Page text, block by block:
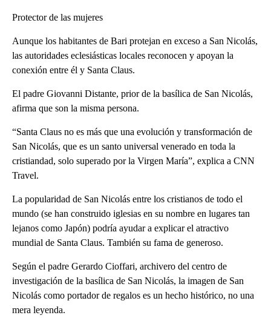
Protector de las mujeres
Aunque los habitantes de Bari protejan en exceso a San Nicolás,
las autoridades eclesiásticas locales reconocen y apoyan la
conexión entre él y Santa Claus.
El padre Giovanni Distante, prior de la basílica de San Nicolás,
afirma que son la misma persona.
“Santa Claus no es más que una evolución y transformación de
San Nicolás, que es un santo universal venerado en toda la
cristiandad, solo superado por la Virgen María”, explica a CNN
Travel.
La popularidad de San Nicolás entre los cristianos de todo el
mundo (se han construido iglesias en su nombre en lugares tan
lejanos como Japón) podría ayudar a explicar el atractivo
mundial de Santa Claus. También su fama de generoso.
Según el padre Gerardo Cioffari, archivero del centro de
investigación de la basílica de San Nicolás, la imagen de San
Nicolás como portador de regalos es un hecho histórico, no una
mera leyenda.